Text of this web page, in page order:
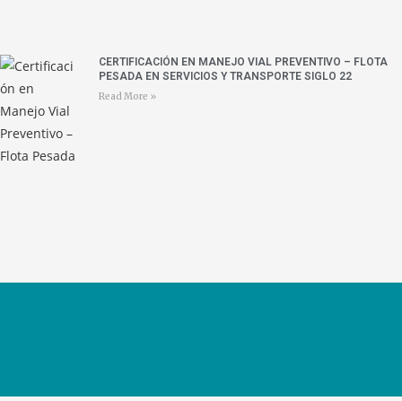
CERTIFICACIÓN EN MANEJO VIAL PREVENTIVO – FLOTA
PESADA EN SERVICIOS Y TRANSPORTE SIGLO 22
Read More »